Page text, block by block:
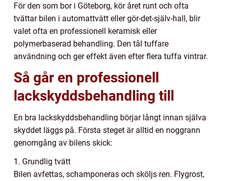
För den som bor i Göteborg, kör året runt och ofta
tvättar bilen i automattvätt eller gör-det-själv-hall, blir
valet ofta en professionell keramisk eller
polymerbaserad behandling. Den tål tuffare
användning och ger effekt även efter flera tuffa vintrar.
Så går en professionell
lackskyddsbehandling till
En bra lackskyddsbehandling börjar långt innan själva
skyddet läggs på. Första steget är alltid en noggrann
genomgång av bilens skick:
1. Grundlig tvätt
Bilen avfettas, schamponeras och sköljs ren. Flygrost,